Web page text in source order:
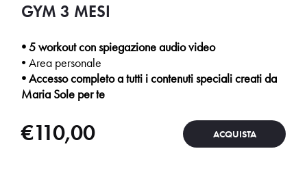
ACQUISTA
GYM 3 MESI
€110,00
• 5 workout con spiegazione audio video
• Area personale
• Accesso completo a tutti i contenuti speciali creati da
Maria Sole per te